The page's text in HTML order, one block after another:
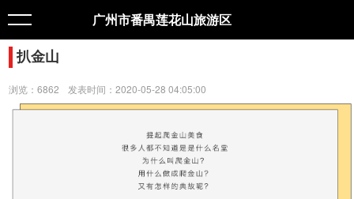
广州市番禺莲花山旅游区
扒金山
浏览：6862 发表时间：2020-05-28 04:05:00